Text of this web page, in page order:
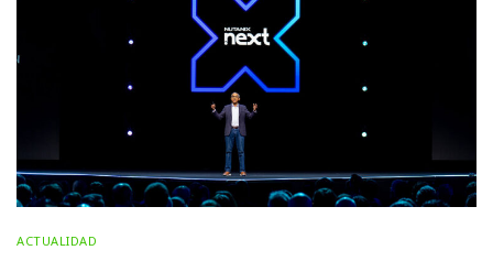
ACTUALIDAD